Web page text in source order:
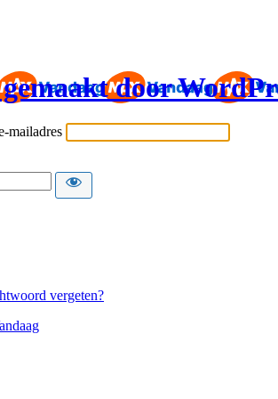
door
mailadres
vergeten?